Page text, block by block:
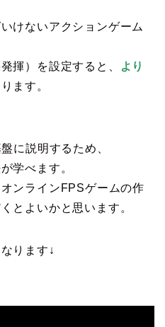
けないアクションゲーム
揮）を設定すると、
より
ます。
に説明するため、
学べます。
ンラインFPSゲームの作
とよいかと思います。
ります↓